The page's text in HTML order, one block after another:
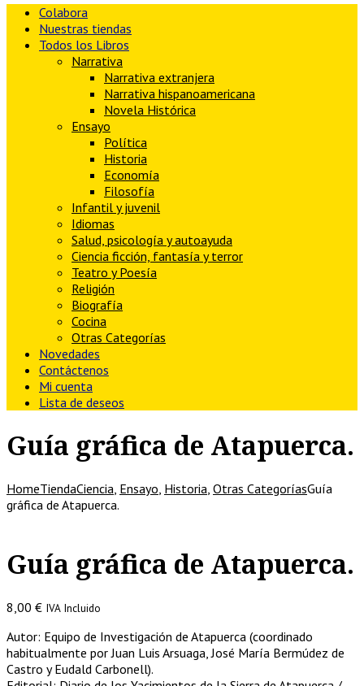
Colabora
Nuestras tiendas
Todos los Libros
Narrativa
Narrativa extranjera
Narrativa hispanoamericana
Novela Histórica
Ensayo
Política
Historia
Economía
Filosofía
Infantil y juvenil
Idiomas
Salud, psicología y autoayuda
Ciencia ficción, fantasía y terror
Teatro y Poesía
Religión
Biografía
Cocina
Otras Categorías
Novedades
Contáctenos
Mi cuenta
Lista de deseos
Guía gráfica de Atapuerca.
HomeTiendaCiencia Ensayo Historia Otras CategoríasGuía
gráfica de Atapuerca.
Guía gráfica de Atapuerca.
8,00 € IVA Incluido
Autor: Equipo de Investigación de Atapuerca (coordinado
habitualmente por Juan Luis Arsuaga, José María Bermúdez de
Castro y Eudald Carbonell).